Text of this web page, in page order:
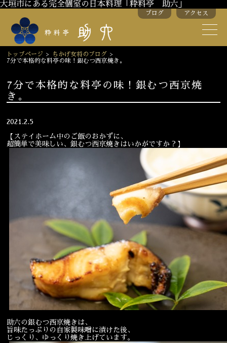
大垣市にある完全個室の日本料理「粋料亭 助六」
ブログ アクセス
トップページ > ちかげ女将のブログ >
7分で本格的な料亭の味！銀むつ西京焼き。
7分で本格的な料亭の味！銀むつ西京焼
き。
2021.2.5
【ステイホーム中のご飯のおかずに、
超簡単で美味しい、銀むつ西京焼きはいかがですか？】
助六の銀むつ西京焼きは、
旨味たっぷりの自家製味噌に漬けた後、
じっくり、ゆっくり焼き上げています。
スタッフ紹介
季節のお料理 お弁当
お飲み物
会議・舞台のご利用
法要
お顔合わせ
ウェディング